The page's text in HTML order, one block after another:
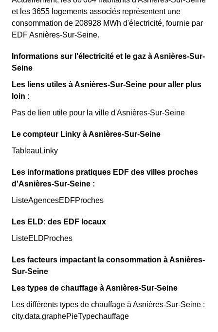
et les 3655 logements associés représentent une
consommation de 208928 MWh d'électricité, fournie par
EDF Asnières-Sur-Seine.
Informations sur l'électricité et le gaz à Asnières-Sur-
Seine
Les liens utiles à Asnières-Sur-Seine pour aller plus
loin :
Pas de lien utile pour la ville d'Asnières-Sur-Seine
Le compteur Linky à Asnières-Sur-Seine
TableauLinky
Les informations pratiques EDF des villes proches
d'Asnières-Sur-Seine :
ListeAgencesEDFProches
Les ELD: des EDF locaux
ListeELDProches
Les facteurs impactant la consommation à Asnières-
Sur-Seine
Les types de chauffage à Asnières-Sur-Seine
Les différents types de chauffage à Asnières-Sur-Seine :
city.data.graphePieTypechauffage